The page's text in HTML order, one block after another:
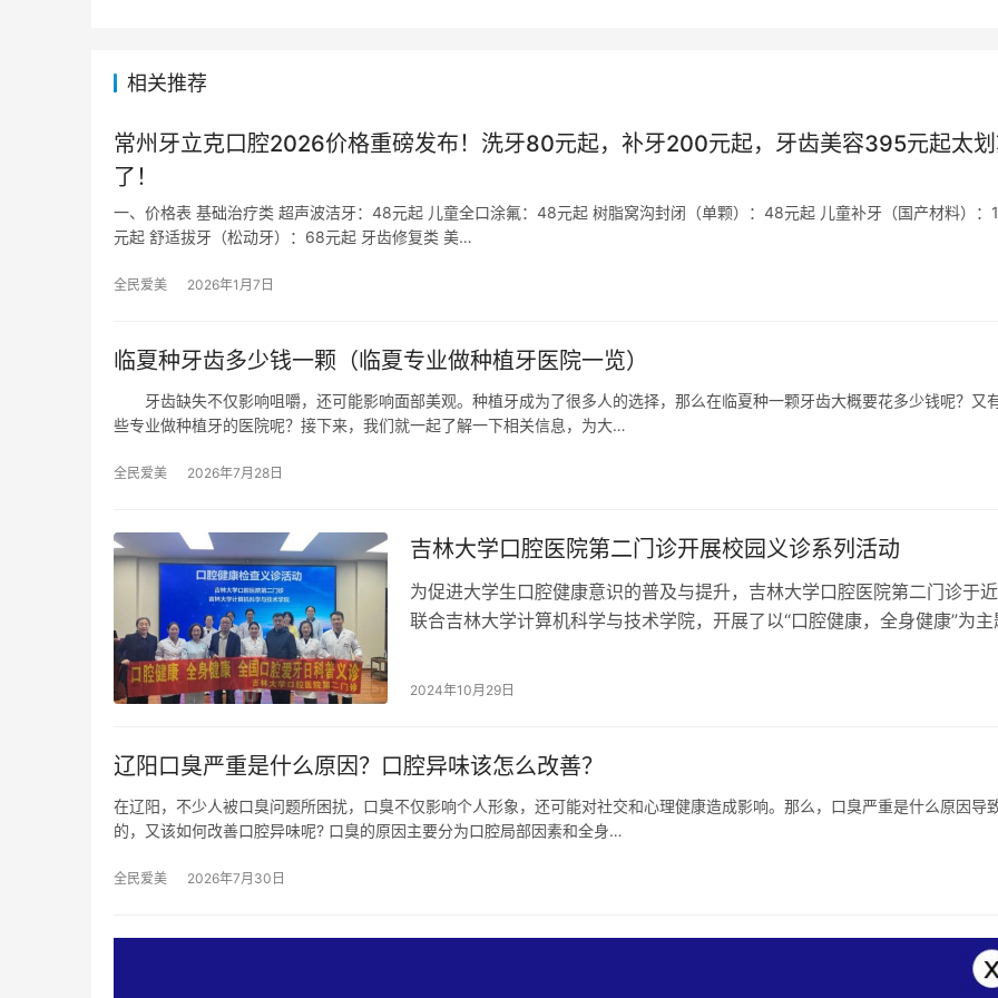
相关推荐
常州牙立克口腔2026价格重磅发布！洗牙80元起，补牙200元起，牙齿美容395元起太
了！
一、价格表 基础治疗类 超声波洁牙：48元起 儿童全口涂氟：48元起 树脂窝沟封闭（单颗）：48元起 儿童补牙（国产材料）：
元起 舒适拔牙（松动牙）：68元起 牙齿修复类 美…
全民爱美 2026年1月7日
临夏种牙齿多少钱一颗（临夏专业做种植牙医院一览）
牙齿缺失不仅影响咀嚼，还可能影响面部美观。种植牙成为了很多人的选择，那么在临夏种一颗牙齿大概要花多少钱呢？又
些专业做种植牙的医院呢？接下来，我们就一起了解一下相关信息，为大…
全民爱美 2026年7月28日
吉林大学口腔医院第二门诊开展校园义诊系列活动
为促进大学生口腔健康意识的普及与提升，吉林大学口腔医院第二门诊于近
联合吉林大学计算机科学与技术学院，开展了以“口腔健康，全身健康”为主
2024年10月29日
辽阳口臭严重是什么原因？口腔异味该怎么改善？
在辽阳，不少人被口臭问题所困扰，口臭不仅影响个人形象，还可能对社交和心理健康造成影响。那么，口臭严重是什么原因导
的，又该如何改善口腔异味呢? 口臭的原因主要分为口腔局部因素和全身…
全民爱美 2026年7月30日